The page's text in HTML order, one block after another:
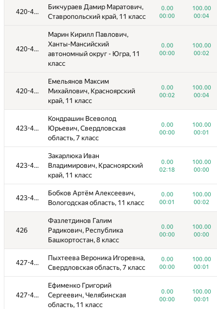
420-422
Бикчураев Дамир Маратович,
Ставропольский край, 11 класс
0.00
00:00
100.00
00:04
420-422
Марин Кирилл Павлович,
Ханты-Мансийский
автономный округ - Югра, 11
класс
0.00
00:00
100.00
00:02
420-422
Емельянов Максим
Михайлович, Красноярский
край, 11 класс
0.00
00:02
100.00
00:04
423-425
Кондрашин Всеволод
Юрьевич, Свердловская
область, 7 класс
0.00
00:00
100.00
00:01
423-425
Закарлюка Иван
Владимирович, Красноярский
край, 11 класс
0.00
02:18
100.00
00:00
423-425
Бобков Артём Алексеевич,
Вологодская область, 11 класс
0.00
00:01
100.00
00:02
426
Фазлетдинов Галим
Радикович, Республика
Башкортостан, 8 класс
0.00
00:00
100.00
00:00
427-430
Пыхтеева Вероника Игоревна,
Свердловская область, 7 класс
0.00
00:00
100.00
00:01
427-430
Ефименко Григорий
Сергеевич, Челябинская
область, 11 класс
0.00
00:00
100.00
00:01
№ Участник A
/1142
B
1126/1535
Бодня Владислав
Александрович, Челябинская
область, 11 класс
00:01
00:03
Гудов Дмитрий Олегович, г.
Москва, 11 класс
0.00
00:01
100.00
00:03
Дзесов Батраз Таймуразович,
Республика Северная Осетия -
Алания, 11 класс
00:23
00:01